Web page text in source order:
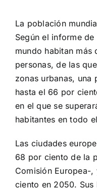
La población
Según el informe
mundo habitan más
personas, de las
zonas urbanas, una
hasta el 66 por
en el que se
habitantes en todo
Las ciudades
68 por ciento de la
Comisión Europea-
ciento en 2050. Sus